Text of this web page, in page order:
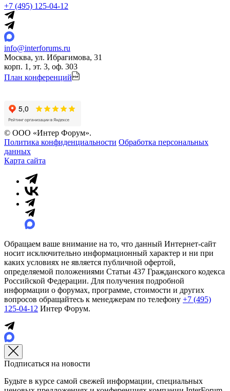
+7 (495) 125-04-12
info@interforums.ru
Москва, ул. Ибрагимова, 31
корп. 1, эт. 3, оф. 303
План конференций
© ООО «Интер Форум».
Политика конфиденциальности Обработка персональных
данных
Карта сайта
Обращаем ваше внимание на то, что данный Интернет-сайт
носит исключительно информационный характер и ни при
каких условиях не является публичной офертой,
определяемой положениями Статьи 437 Гражданского кодекса
Российской Федерации. Для получения подробной
информации о форумах, программе, стоимости и других
вопросов обращайтесь к менеджерам по телефону +7 (495)
125-04-12 Интер Форум.
Подписаться на новости
Будьте в курсе самой свежей информации, специальных